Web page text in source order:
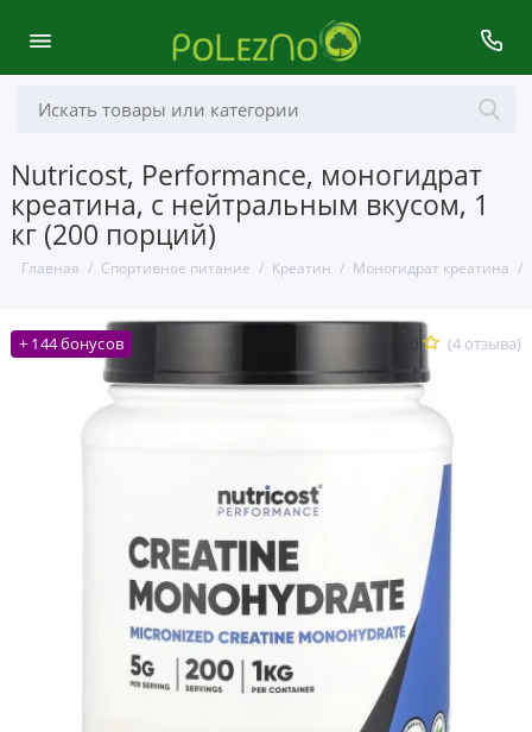
Nutricost, Performance, моногидрат
креатина, с нейтральным вкусом, 1
кг (200 порций)
Главная Спортивное питание Креатин Моногидрат креатина
+ 144 бонусов 5.0 (4 отзыва)